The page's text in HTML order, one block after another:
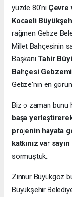
yüzde 80'ni Çevre
Kocaeli
rağmen Gebze
Millet Bahçesinin
Başkanı Tahir
Bahçesi
Gebze'nin en
Biz o zaman bunu
başa
projenin hayata
katkınız var
sormuştuk..
Zinnur Büyükgöz
Büyükşehir